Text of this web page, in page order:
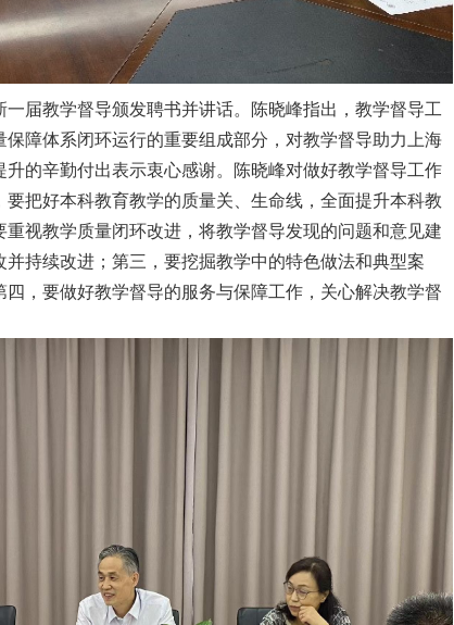
一届教学督导颁发聘书并讲话。陈晓峰指出，教学督导工
保障体系闭环运行的重要组成部分，对教学督导助力上海
升的辛勤付出表示衷心感谢。陈晓峰对做好教学督导工作
要把好本科教育教学的质量关、生命线，全面提升本科教
重视教学质量闭环改进，将教学督导发现的问题和意见建
并持续改进；第三，要挖掘教学中的特色做法和典型案
四，要做好教学督导的服务与保障工作，关心解决教学督